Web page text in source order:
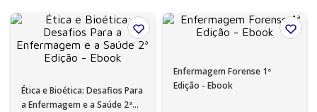
Ética e Bioética: Desafios Para
a Enfermagem e a Saúde 2ª
Enfermagem Forense 1ª
Edição - Ebook